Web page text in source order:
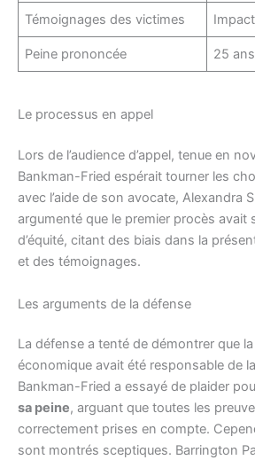
Témoignages des victimes
Peine prononcée 25
Le processus en appel
Lors de l’audience d’appel, tenue en
Bankman-Fried espérait tourner les
avec l’aide de son avocate, Alexandra
argumenté que le premier procès avait
d’équité, citant des biais dans la
et des témoignages.
Les arguments de la défense
La défense a tenté de démontrer que
économique avait été responsable de
Bankman-Fried a essayé de plaider
sa peine, arguant que toutes les
correctement prises en compte.
sont montrés sceptiques. Barrington